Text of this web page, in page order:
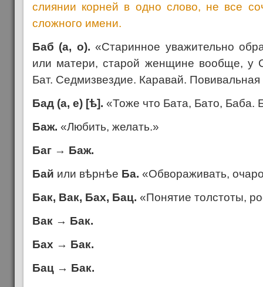
слиянии корней в одно слово, не все
сложного имени.
Баб (а, о). «Старинное уважительно
или матери, старой женщине вообще, у
Бат. Седмизвездие. Каравай.
Бад (а, е) [ѣ]. «Тоже что Бата, Бато, Баба.
Баж. «Любить, желать.»
Баг → Баж.
Бай или вѣрнѣе Ба. «Обвораживать,
Бак, Вак, Бах, Бац. «Понятие толстоты,
Вак → Бак.
Бах → Бак.
Бац → Бак.